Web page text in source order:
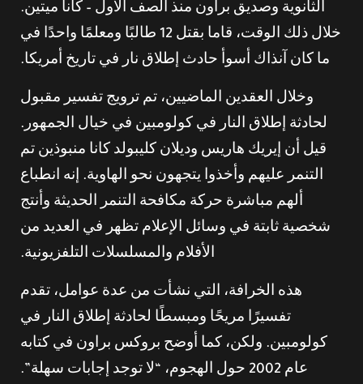
الثانوية وصديق براون منذ الصف الأول – كانا ميتين.
خلال ذلك الوقت، قاما بقتل 12 طالبًا ومعلمًا واحدًا في
ما كان آنذاك أسوأ حادث إطلاق نار في تاريخ أمريكا.
وخلال العقدين الماضيين، تم ترويج تفسير مقبول
لحادثة إطلاق النار في كولومبين في خيال الجمهور.
قيل أن إيريك هاريس وديلان كليبولد كانا منبوذين تم
التنمر عليهم وأخذوا يتجهون نحو الهاوية. إنه انطباع
ألهم مباشرة حركة مكافحة التنمر الحديثة وأنتج
شخصية ثابتة في وسائل الإعلام تظهر في العديد من
الأفلام والمسلسلات التلفزيونية.
هذه الخرافة، التي نشأت من عدة عوامل، تقدم
تفسيرًا مريحًا ومبسطًا لحادثة إطلاق النار في
كولومبين. ولكن، كما أوضح بروكس براون في كتابه
عام 2002 حول الهجوم، “لا توجد إجابات سهلة”.